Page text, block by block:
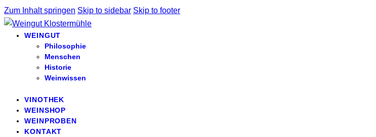
Zum Inhalt springen Skip to sidebar Skip to footer
WEINGUT
Philosophie
Menschen
Historie
Weinwissen
VINOTHEK
WEINSHOP
WEINPROBEN
KONTAKT